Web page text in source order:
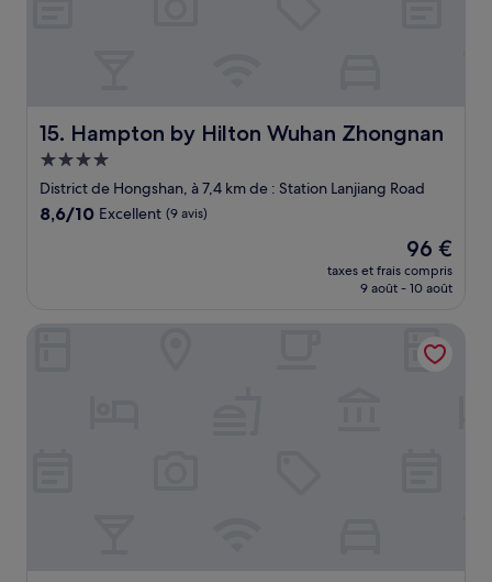
15. Hampton by Hilton Wuhan Zhongnan
Hampton by Hilton Wuhan Zhongnan
Hébergement
4.0 étoiles
District de Hongshan, à 7,4 km de : Station Lanjiang Road
8.6
8,6/10 Excellent (9 avis)
Le
nouveau
prix
de
96 €
96 €
taxes et frais compris
9 août - 10 août